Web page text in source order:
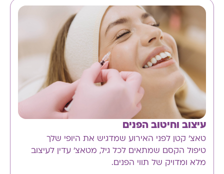
עיצוב וחיטוב הפנים
טאצ' קטן לפני האירוע שמדגיש את היופי שלך
טיפול הקסם שמתאים לכל גיל, מטאצ’ עדין לעיצוב
מלא ומדויק של תווי הפנים.